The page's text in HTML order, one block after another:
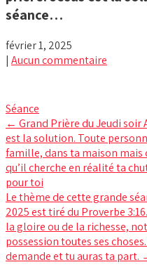
séance…
février 1, 2025
| Aucun commentaire
Séance
Post
navigation
← Grand Prière du Jeudi soir
est la solution. Toute
famille, dans ta maison mais
qu’il cherche en réalité ta
pour toi
Le thème de cette grande
2025 est tiré du Proverbe
la gloire ou de la richesse,
possession toutes ses
demande et tu auras ta part.